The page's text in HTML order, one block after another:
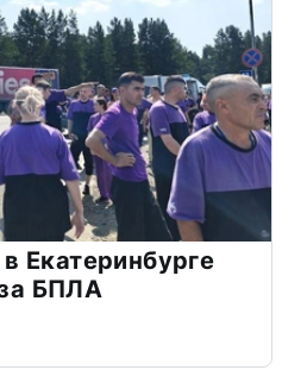
Екатеринбурге
БПЛА